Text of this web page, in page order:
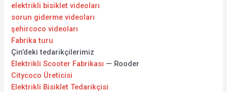
elektrikli bisiklet videoları
sorun giderme videoları
şehircoco videoları
Fabrika turu
Çin’deki tedarikçilerimiz
Elektrikli Scooter Fabrikası — Rooder
Citycoco Üreticisi
Elektrikli Bisiklet Tedarikçisi